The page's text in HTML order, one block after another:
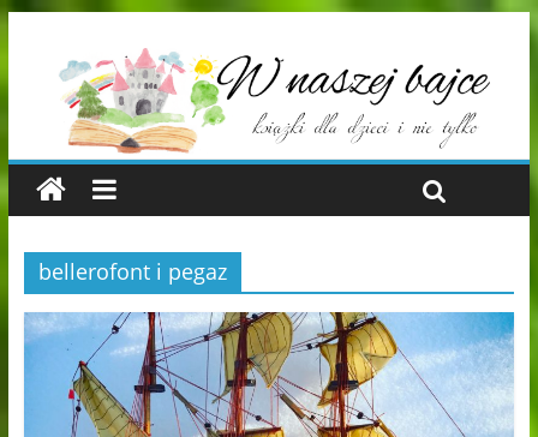
bellerofont i pegaz